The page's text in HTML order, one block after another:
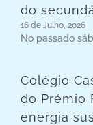
do
16 de Julho, 2026
No passado
Colégio
do Prémio
energia